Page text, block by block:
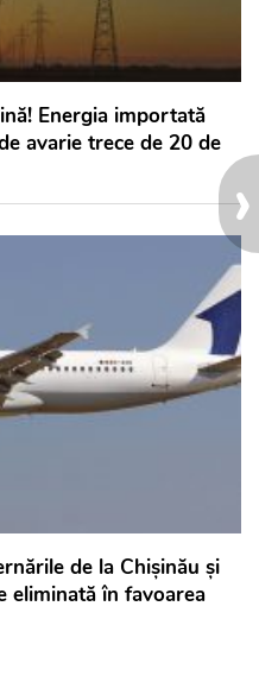
›
Energia importată
avarie trece de 20 de
de la Chișinău și
eliminată în favoarea